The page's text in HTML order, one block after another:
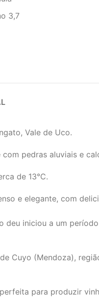
3,7
Vale de Uco.
pedras aluviais e
de 13°C.
e elegante, com
deu iniciou a um
Cuyo (Mendoza),
para produzir